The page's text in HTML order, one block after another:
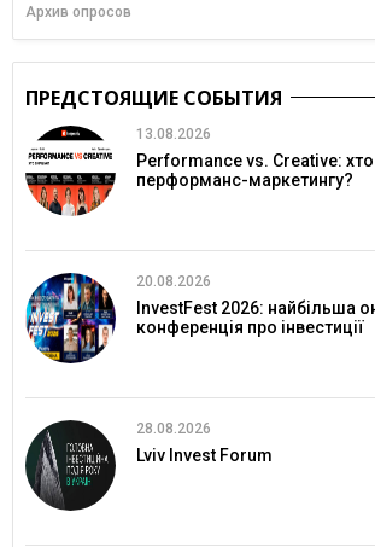
Архив опросов
ПРЕДСТОЯЩИЕ СОБЫТИЯ
13.08.2026
Performance vs. Creative:
перформанс-маркетингу?
20.08.2026
InvestFest 2026: найбільша
конференція про інвестиції
28.08.2026
Lviv Invest Forum